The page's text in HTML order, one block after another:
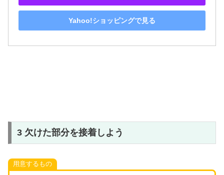
Yahoo!ショッピングで見る
3 欠けた部分を接着しよう
用意するもの